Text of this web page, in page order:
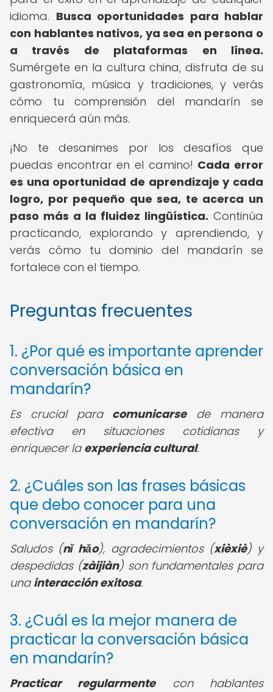
idioma. Busca oportunidades para hablar
con hablantes nativos, ya sea en persona o
a través de plataformas en línea.
Sumérgete en la cultura china, disfruta de su
gastronomía, música y tradiciones, y verás
cómo tu comprensión del mandarín se
enriquecerá aún más.
¡No te desanimes por los desafíos que
puedas encontrar en el camino! Cada error
es una oportunidad de aprendizaje y cada
logro, por pequeño que sea, te acerca un
paso más a la fluidez lingüística. Continúa
practicando, explorando y aprendiendo, y
verás cómo tu dominio del mandarín se
fortalece con el tiempo.
Preguntas frecuentes
1. ¿Por qué es importante aprender
conversación básica en
mandarín?
Es crucial para comunicarsede manera
efectiva en situaciones cotidianas y
enriquecer la experiencia cultural.
2. ¿Cuáles son las frases básicas
que debo conocer para una
conversación en mandarín?
Saludos (nǐ hǎo), agradecimientos (xièxiè) y
despedidas (zàijiàn) son fundamentales para
una interacción exitosa.
3. ¿Cuál es la mejor manera de
practicar la conversación básica
en mandarín?
Practicar regularmentecon hablantes